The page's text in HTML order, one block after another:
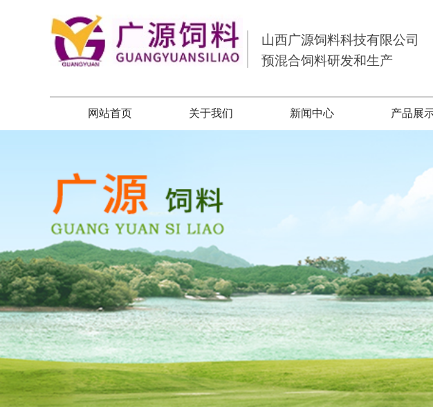
山西广源饲料科技有限公司
预混合饲料研发和生产
网站首页 关于我们 新闻中心 产品展